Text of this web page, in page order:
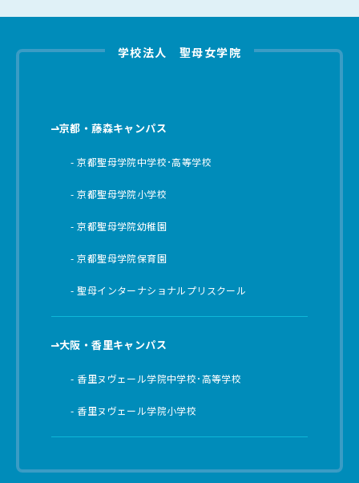
学校法人 聖母女学院
京都・藤森キャンパス
京都聖母学院中学校･高等学校
京都聖母学院小学校
京都聖母学院幼稚園
京都聖母学院保育園
聖母インターナショナルプリスクール
大阪・香里キャンパス
香里ヌヴェール学院中学校･高等学校
香里ヌヴェール学院小学校